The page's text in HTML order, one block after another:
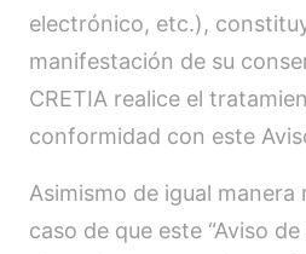
electrónico, etc.),
manifestación de su
CRETIA realice el
conformidad con este
Asimismo de igual manera
caso de que este “Aviso